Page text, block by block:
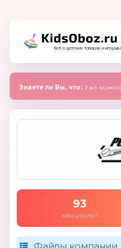
Всё о детских товарах и
Знаете ли Вы, что: Уже можно
93
канцпоинт